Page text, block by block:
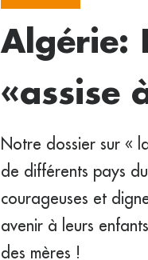
Algérie:
«assise
Notre dossier sur «
de différents pays
courageuses et
avenir à leurs
des mères !